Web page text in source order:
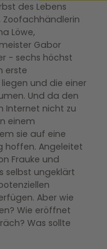
des Lebens
Zoofachhändlerin
Löwe,
Gabor
- sechs höchst
erste
und die einer
Und da den
Internet nicht zu
einem
sie auf eine
hoffen. Angeleitet
Frauke und
selbst ungeklärt
Aber wie
Wie eröffnet
Was sollte